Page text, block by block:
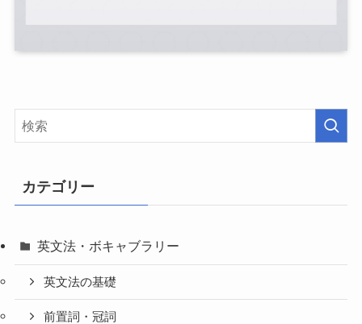
カテゴリー
英文法・ボキャブラリー
英文法の基礎
前置詞・冠詞